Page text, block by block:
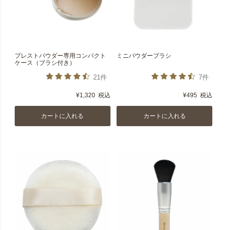
プレストパウダー専用コンパクト
ケース（ブラシ付き）
21件
¥1,320 税込
カートに入れる
ミニパウダーブラシ
7件
¥495 税込
カートに入れる